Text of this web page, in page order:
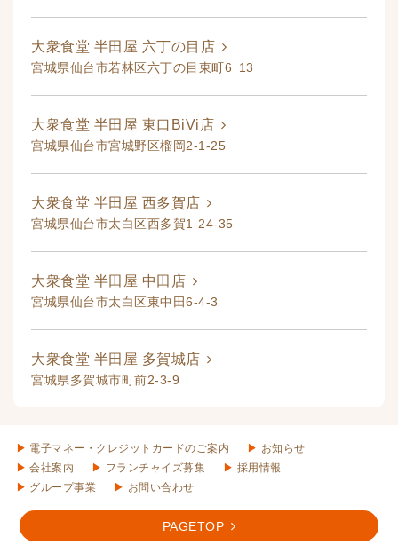
大衆食堂 半田屋 六丁の目店
宮城県仙台市若林区六丁の目東町6ｰ13
大衆食堂 半田屋 東口BiVi店
宮城県仙台市宮城野区榴岡2-1-25
大衆食堂 半田屋 西多賀店
宮城県仙台市太白区西多賀1-24-35
大衆食堂 半田屋 中田店
宮城県仙台市太白区東中田6-4-3
大衆食堂 半田屋 多賀城店
宮城県多賀城市町前2-3-9
電子マネー・クレジットカードのご案内
お知らせ
会社案内
フランチャイズ募集
採用情報
グループ事業
お問い合わせ
PAGETOP